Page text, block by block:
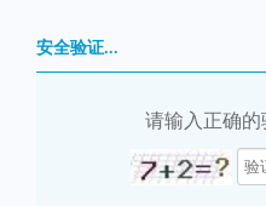
安全验证...
请输入正确的